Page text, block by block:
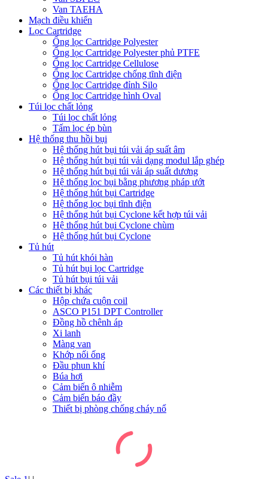
Van TAEHA
Mạch điều khiển
Lọc Cartridge
Ống lọc Cartridge Polyester
Ống lọc Cartridge Polyester phủ PTFE
Ống lọc Cartridge Cellulose
Ống lọc Cartridge chống tĩnh điện
Ống lọc Cartridge đỉnh Silo
Ống lọc Cartridge hình Oval
Túi lọc chất lỏng
Túi lọc chất lỏng
Tấm lọc ép bùn
Hệ thống thu hồi bụi
Hệ thống hút bụi túi vải áp suất âm
Hệ thống hút bụi túi vải dạng modul lắp ghép
Hệ thống hút bụi túi vải áp suất dương
Hệ thống lọc bụi bằng phương pháp ướt
Hệ thống hút bụi Cartridge
Hệ thống lọc bụi tĩnh điện
Hệ thống hút bụi Cyclone kết hợp túi vải
Hệ thống hút bụi Cyclone chùm
Hệ thống hút bụi Cyclone
Tủ hút
Tủ hút khói hàn
Tủ hút bụi lọc Cartridge
Tủ hút bụi túi vải
Các thiết bị khác
Hộp chứa cuộn coil
ASCO P151 DPT Controller
Đồng hồ chênh áp
Xi lanh
Màng van
Khớp nối ống
Đầu phun khí
Búa hơi
Cảm biến ô nhiễm
Cảm biến báo đầy
Thiết bị phòng chống cháy nổ